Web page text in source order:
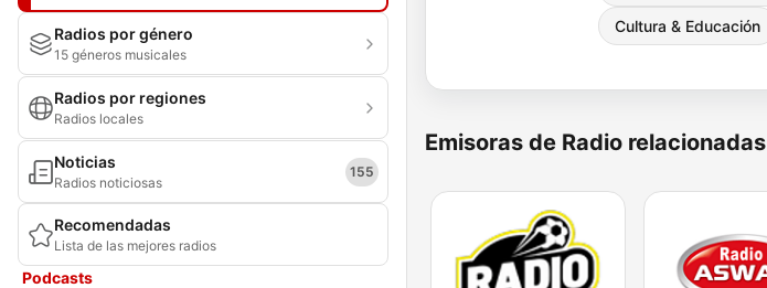
Radios por género
15 géneros musicales
Radios por regiones
Radios locales
Noticias
Radios noticiosas
155
Recomendadas
Lista de las mejores radios
Podcasts
Cultura & Educación
Emisoras de Radio relacionadas